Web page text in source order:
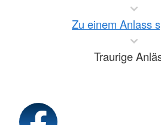
Zu einem Anlass
Traurige